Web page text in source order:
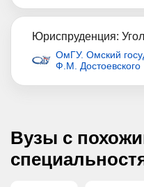
Юриспруденция:
ОмГУ. Омский
Ф.М. Достоевского
Вузы с